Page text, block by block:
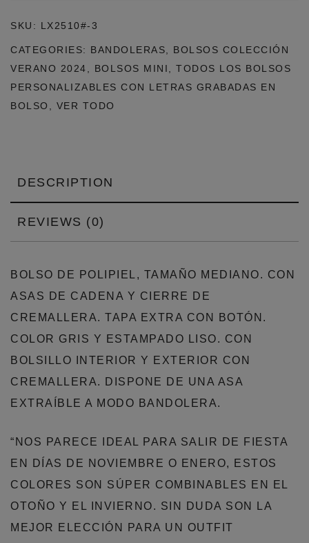
SKU: LX2510#-3
CATEGORIES: BANDOLERAS
BOLSOS COLECCIÓN
VERANO 2024
BOLSOS MINI
TODOS LOS BOLSOS
PERSONALIZABLES CON LETRAS GRABADAS EN
BOLSO
VER TODO
DESCRIPTION
REVIEWS (0)
BOLSO DE POLIPIEL, TAMAÑO MEDIANO. CON
ASAS DE CADENA Y CIERRE DE
CREMALLERA. TAPA EXTRA CON BOTÓN.
COLOR GRIS Y ESTAMPADO LISO. CON
BOLSILLO INTERIOR Y EXTERIOR CON
CREMALLERA. DISPONE DE UNA ASA
EXTRAÍBLE A MODO BANDOLERA.
“NOS PARECE IDEAL PARA SALIR DE FIESTA
EN DÍAS DE NOVIEMBRE O ENERO, ESTOS
COLORES SON SÚPER COMBINABLES EN EL
OTOÑO Y EL INVIERNO. SIN DUDA SON LA
MEJOR ELECCIÓN PARA UN OUTFIT